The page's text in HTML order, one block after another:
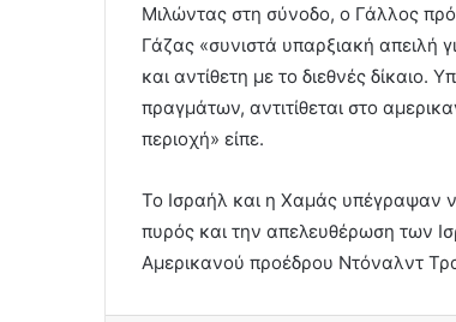
Μιλώντας στη σύνοδο, ο Γάλλος
Γάζας «συνιστά υπαρξιακή απειλή
και αντίθετη με το διεθνές δίκαιο.
πραγμάτων, αντιτίθεται στο
περιοχή» είπε.
Το Ισραήλ και η Χαμάς υπέγραψαν
πυρός και την απελευθέρωση των
Αμερικανού προέδρου Ντόναλντ